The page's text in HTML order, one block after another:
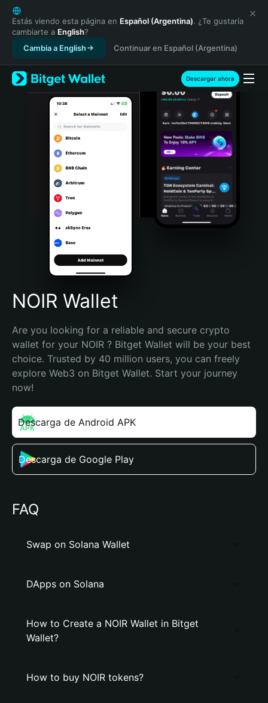
English
日本語
Tiếng Việt
Русский
Español (Latinoamérica)
Türkçe
Italiano
Português (Portugal)
Bahasa Indonesia
Português (Brasil)
Español (Argentina)
Estás viendo esta página en Español (Argentina). ¿Te gustaría
cambiarte a English?
Cambia a English
Continuar en Español (Argentina)
Descargar ahora
NOIR Wallet
Are you looking for a reliable and secure crypto
wallet for your NOIR ? Bitget Wallet will be your best
choice. Trusted by 40 million users, you can freely
explore Web3 on Bitget Wallet. Start your journey
now!
Descarga de Android APK
Descarga de Google Play
FAQ
Swap on Solana Wallet
DApps on Solana
How to Create a NOIR Wallet in Bitget
Wallet?
How to buy NOIR tokens?